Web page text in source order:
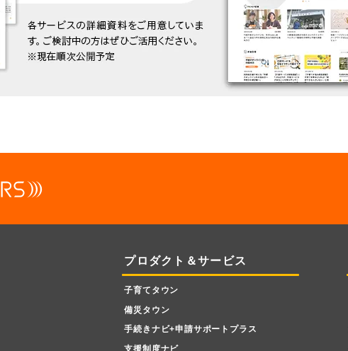
プロダクト＆サービス
子育てタウン
備災タウン
手続きナビ+申請サポートプラス
支援制度ナビ